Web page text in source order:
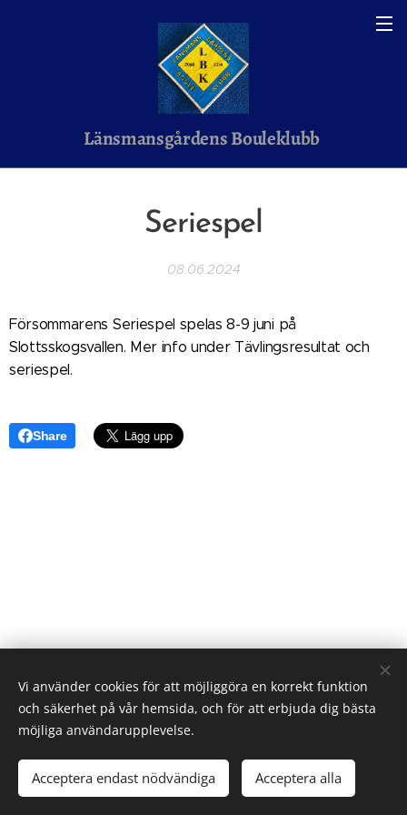
Länsmansgårdens Bouleklubb
Seriespel
08.06.2024
Försommarens Seriespel spelas 8-9 juni på
Slottsskogsvallen. Mer info under Tävlingsresultat och
seriespel.
Share
2023 Alla rättigheter reserverade
Skapad medWebnode Cookies
Vi använder cookies för att möjliggöra en korrekt funktion
och säkerhet på vår hemsida, och för att erbjuda dig bästa
möjliga användarupplevelse.
Acceptera endast nödvändiga Acceptera alla